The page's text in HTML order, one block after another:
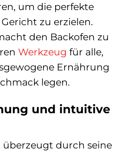
um die perfekte
zu erzielen.
den Backofen zu
Werkzeug für alle,
Ernährung
legen.
und intuitive
überzeugt durch seine